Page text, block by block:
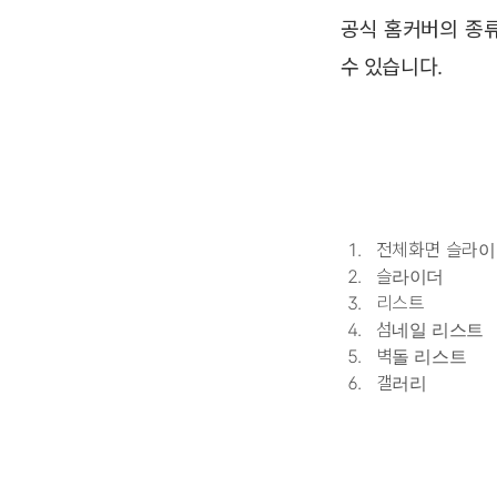
공식 홈커버의 종
수 있습니다.
전체화면 슬라
슬라이더
리스트
섬네일 리스트
벽돌 리스트
갤러리